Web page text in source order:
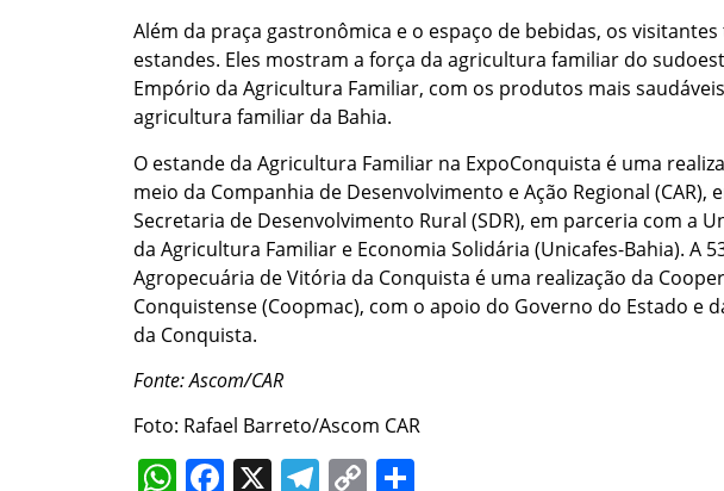
Além da praça gastronômica e o espaço de bebidas, os
estandes. Eles mostram a força da agricultura familiar do
Empório da Agricultura Familiar, com os produtos mais
agricultura familiar da Bahia.
O estande da Agricultura Familiar na ExpoConquista é uma
meio da Companhia de Desenvolvimento e Ação Regional (CAR),
Secretaria de Desenvolvimento Rural (SDR), em parceria com a
da Agricultura Familiar e Economia Solidária (Unicafes-Bahia). A
Agropecuária de Vitória da Conquista é uma realização da
Conquistense (Coopmac), com o apoio do Governo do Estado e
da Conquista.
Fonte: Ascom/CAR
Foto: Rafael Barreto/Ascom CAR
WhatsApp
Facebook
X Telegram
Copy